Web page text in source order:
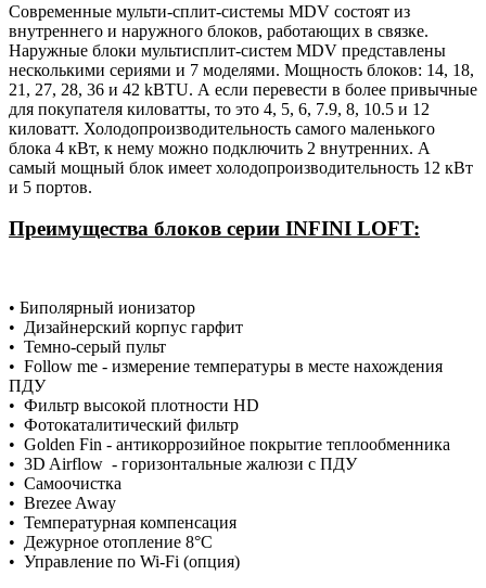
Современные мульти-сплит-системы MDV состоят из
внутреннего и наружного блоков, работающих в связке.
Наружные блоки мультисплит-систем MDV представлены
несколькими сериями и 7 моделями. Мощность блоков: 14, 18,
21, 27, 28, 36 и 42 kBTU. А если перевести в более привычные
для покупателя киловатты, то это 4, 5, 6, 7.9, 8, 10.5 и 12
киловатт. Холодопроизводительность самого маленького
блока 4 кВт, к нему можно подключить 2 внутренних. А
самый мощный блок имеет холодопроизводительность 12 кВт
и 5 портов.
Преимущества блоков серии INFINI LOFT:
• Биполярный ионизатор
• Дизайнерский корпус гарфит
• Темно-серый пульт
• Follow me - измерение температуры в месте нахождения
ПДУ
• Фильтр высокой плотности HD
• Фотокаталитический фильтр
• Golden Fin - антикоррозийное покрытие теплообменника
• 3D Airflow - горизонтальные жалюзи с ПДУ
• Самоочистка
• Brezee Away
• Температурная компенсация
• Дежурное отопление 8°С
• Управление по Wi-Fi (опция)